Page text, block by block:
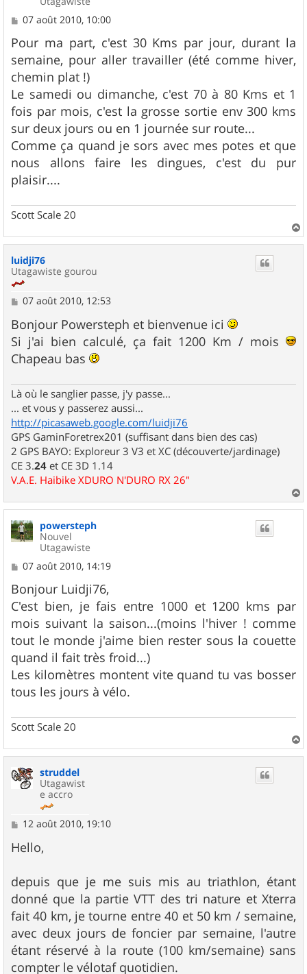
M
s
s
a
g
e
07 août 2010, 10:00
Pour ma part, c'est 30 Kms par jour, durant la
semaine, pour aller travailler (été comme hiver,
chemin plat !)
Le samedi ou dimanche, c'est 70 à 80 Kms et 1
fois par mois, c'est la grosse sortie env 300 kms
sur deux jours ou en 1 journée sur route...
Comme ça quand je sors avec mes potes et que
nous allons faire les dingues, c'est du pur
plaisir....
Scott Scale 20
a
luidji76
Utagawiste gourou
M
s
s
a
g
e
07 août 2010, 12:53
Bonjour Powersteph et bienvenue ici
Si j'ai bien calculé, ça fait 1200 Km / mois
Chapeau bas
Là où le sanglier passe, j'y passe...
... et vous y passerez aussi...
http://picasaweb.google.com/luidji76
GPS GaminForetrex201 (suffisant dans bien des cas)
2 GPS BAYO: Exploreur 3 V3 et XC (découverte/jardinage)
CE 3.24 et CE 3D 1.14
V.A.E. Haibike XDURO N'DURO RX 26"
a
powersteph
Nouvel
Utagawiste
M
s
s
a
g
e
07 août 2010, 14:19
Bonjour Luidji76,
C'est bien, je fais entre 1000 et 1200 kms par
mois suivant la saison...(moins l'hiver ! comme
tout le monde j'aime bien rester sous la couette
quand il fait très froid...)
Les kilomètres montent vite quand tu vas bosser
tous les jours à vélo.
Scott Scale 20
a
struddel
Utagawist
e accro
M
s
s
g
e
12 août 2010, 19:10
Hello,
depuis que je me suis mis au triathlon, étant
donné que la partie VTT des tri nature et Xterra
fait 40 km, je tourne entre 40 et 50 km / semaine,
avec deux jours de foncier par semaine, l'autre
étant réservé à la route (100 km/semaine) sans
compter le vélotaf quotidien.